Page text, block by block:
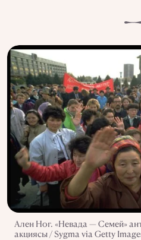
Ален Ног. «Невада — Семей»
акциясы / Sygma via Getty